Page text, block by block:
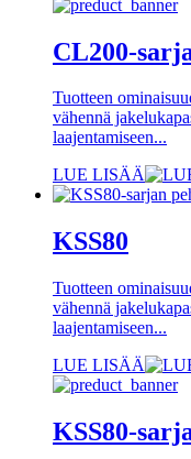
CL200-
Tuotteen
vähennä
laajentamiseen...
LUE LISÄÄ
KSS80
Tuotteen
vähennä
laajentamiseen...
LUE LISÄÄ
KSS80-